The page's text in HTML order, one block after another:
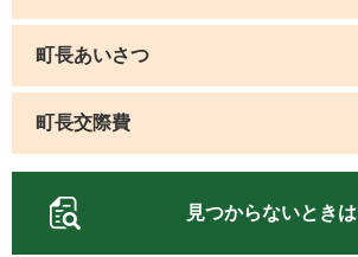
町長あいさつ
町長交際費
見つからないときは